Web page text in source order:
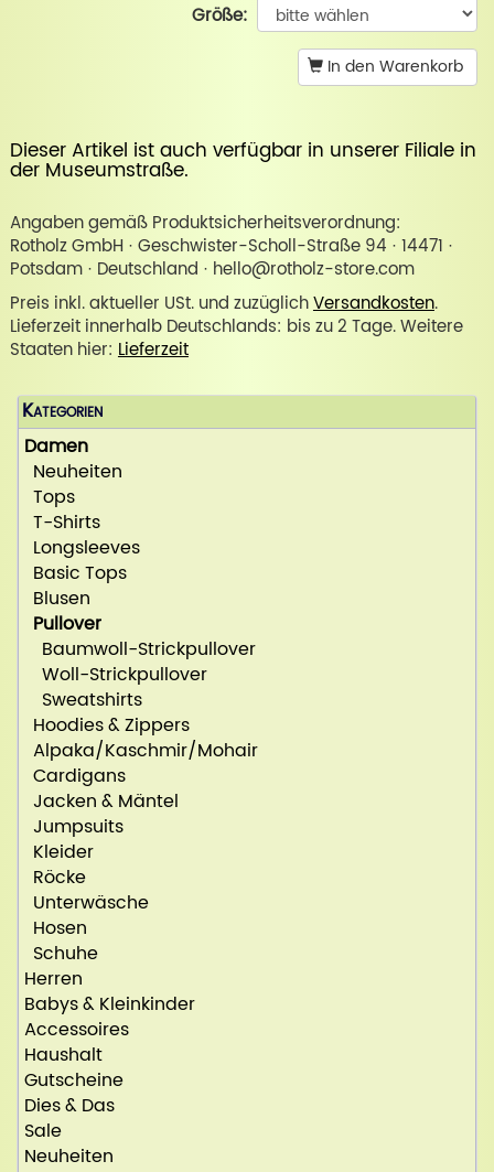
Größe:
In den Warenkorb
Dieser Artikel ist auch verfügbar in unserer Filiale in
der Museumstraße.
Angaben gemäß Produktsicherheitsverordnung:
Rotholz GmbH · Geschwister-Scholl-Straße 94 · 14471 ·
Potsdam · Deutschland · hello@rotholz-store.com
Preis inkl. aktueller USt. und zuzüglichVersandkosten.
Lieferzeit innerhalb Deutschlands: bis zu 2 Tage. Weitere
Staaten hier: Lieferzeit
Kategorien
Damen
Neuheiten
Tops
T-Shirts
Longsleeves
Basic Tops
Blusen
Pullover
Baumwoll-Strickpullover
Woll-Strickpullover
Sweatshirts
Hoodies & Zippers
Alpaka/Kaschmir/Mohair
Cardigans
Jacken & Mäntel
Jumpsuits
Kleider
Röcke
Unterwäsche
Hosen
Schuhe
Herren
Babys & Kleinkinder
Accessoires
Haushalt
Gutscheine
Dies & Das
Sale
Neuheiten